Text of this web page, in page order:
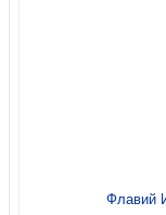
Как быть
Флавий